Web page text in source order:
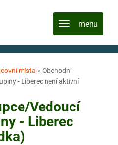
místa » Obchodní
- Liberec není aktivní
Vedoucí
- Liberec